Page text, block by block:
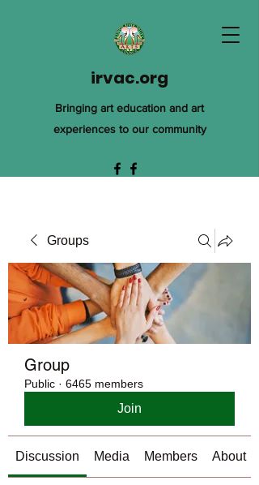
irvac.org
Bringing art education and art
experiences to our community
Groups
Group
Public · 6465 members
Join
Discussion Media Members About